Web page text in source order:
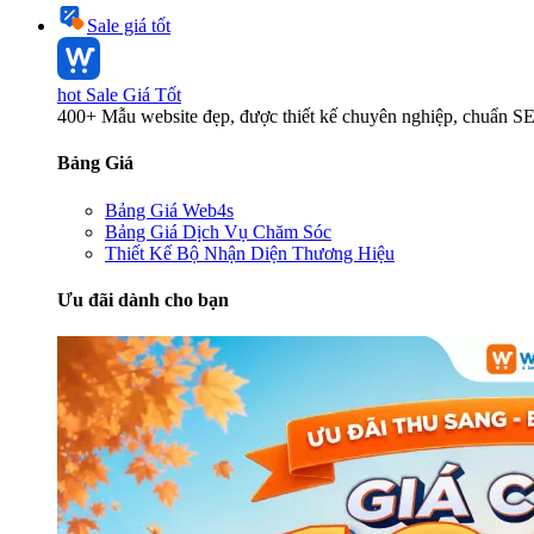
Sale giá tốt
hot Sale Giá Tốt
400+ Mẫu website đẹp, được thiết kế chuyên nghiệp, chuẩn
Bảng Giá
Bảng Giá Web4s
Bảng Giá Dịch Vụ Chăm Sóc
Thiết Kế Bộ Nhận Diện Thương Hiệu
Ưu đãi dành cho bạn